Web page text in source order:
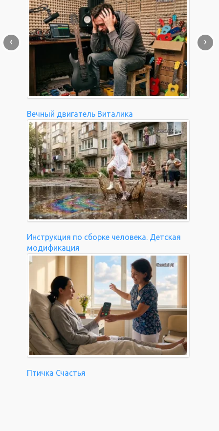
Вечный двигатель Виталика
Инструкция по сборке человека. Детская
модификация
Птичка Счастья
‹ ›